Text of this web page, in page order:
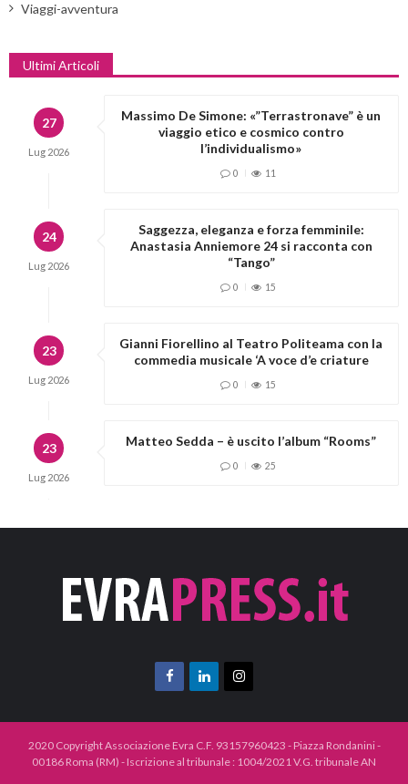
Viaggi-avventura
Ultimi Articoli
27
Lug 2026
Massimo De Simone: «”Terrastronave” è un
viaggio etico e cosmico contro
l’individualismo»
0 11
24
Lug 2026
Saggezza, eleganza e forza femminile:
Anastasia Anniemore 24 si racconta con
“Tango”
0 15
23
Lug 2026
Gianni Fiorellino al Teatro Politeama con la
commedia musicale ‘A voce d’e criature
0 15
23
Lug 2026
Matteo Sedda – è uscito l’album “Rooms”
0 25
2020 Copyright Associazione Evra C.F. 93157960423 - Piazza Rondanini -
00186 Roma (RM) - Iscrizione al tribunale : 1004/2021 V.G. tribunale AN